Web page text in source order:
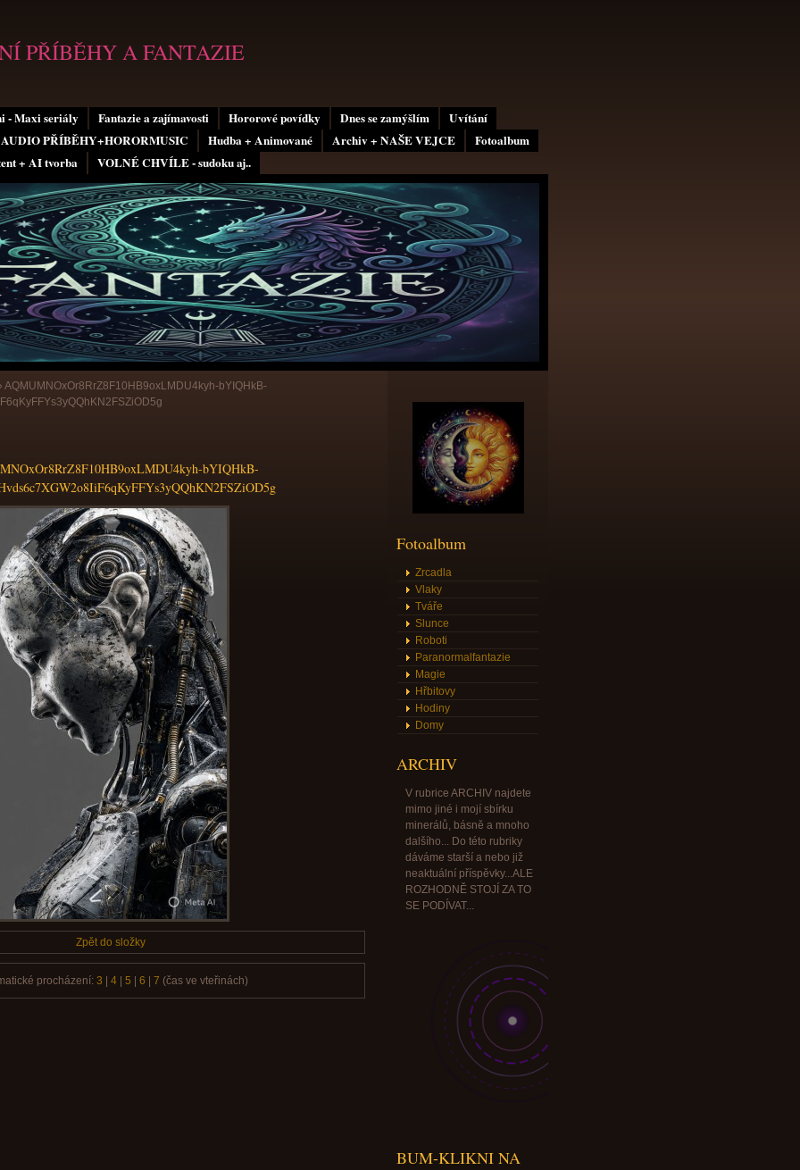
- Maxi seriály Fantazie a zajímavosti Hororové povídky Dnes se zamýšlím
Uvítání
AUDIO PŘÍBĚHY+HORORMUSIC
Hudba + Animované Archiv + NAŠE VEJCE
Fotoalbum
+ AI tvorba
VOLNÉ CHVÍLE - sudoku aj..
PŘÍBĚHY A FANTAZIE
AQMUMNOxOr8RrZ8F10HB9oxLMDU4kyh-bYIQHkB-
bYIQHkB-
Zpět do složky
procházení: 3 4| 5 6 7 (čas ve vteřinách)
Fotoalbum
Zrcadla
Vlaky
Tváře
Slunce
Roboti
Paranormalfantazie
Magie
Hřbitovy
Hodiny
Domy
ARCHIV
V rubrice ARCHIV najdete
mimo jiné i mojí sbírku
minerálů, básně a mnoho
dalšího... Do této rubriky
dáváme starší a nebo již
neaktuální příspěvky...ALE
ROZHODNĚ STOJÍ ZA TO
SE PODÍVAT...
BUM-KLIKNI NA